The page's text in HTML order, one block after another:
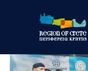
Περιφέρεια
Ενημέρωση